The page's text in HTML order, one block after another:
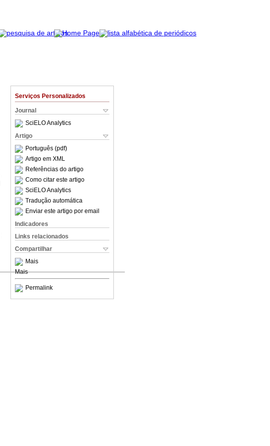
Serviços Personalizados
Journal
SciELO Analytics
Artigo
Português (pdf)
Artigo em XML
Referências do artigo
Como citar este artigo
SciELO Analytics
Tradução automática
Enviar este artigo por email
Indicadores
Links relacionados
Compartilhar
Mais
Mais
Permalink